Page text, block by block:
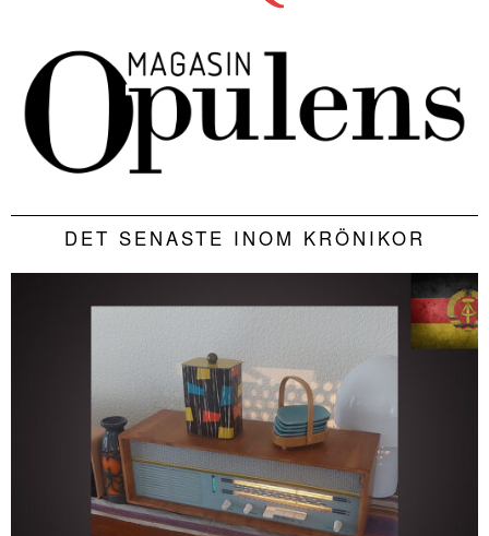
DET SENASTE INOM KRÖNIKOR